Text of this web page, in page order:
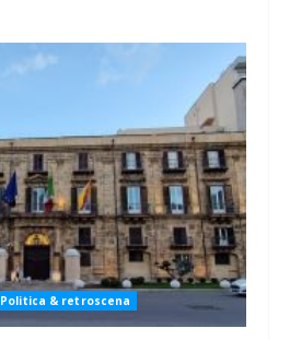
Politica & retroscena